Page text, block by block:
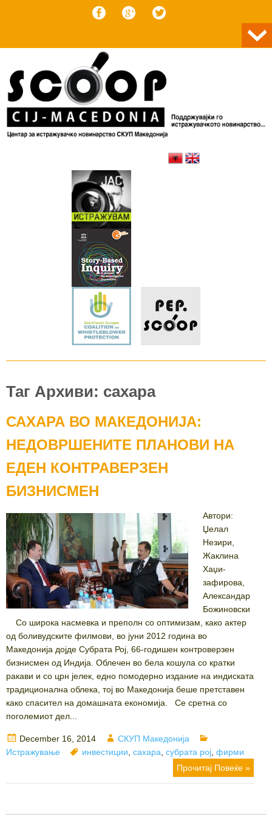
Таг Архиви: сахара
САХАРА ВО МАКЕДОНИЈА:
НЕДОВРШЕНИТЕ ПЛАНОВИ НА
ЕДЕН КОНТРАВЕРЗЕН
БИЗНИСМЕН
Автори:
Џелал
Незири,
Жаклина
Хаџи-
зафирова,
Александар
Божиновски
Со широка насмевка и преполн со оптимизам, како актер
од боливудските филмови, во јуни 2012 година во
Македонија дојде Субрата Рој, 66-годишен контроверзен
бизнисмен од Индија. Облечен во бела кошула со кратки
ракави и со црн јелек, едно помодерно издание на индиската
традиционална облека, тој во Македонија беше претставен
како спасител на домашната економија. Се сретна со
поголемиот дел...
Posted
on
December 16, 2014 Author
СКУП Македонија
Истражување
Tags
инвестиции сахара субрата рој фирми
Прочитај Повеќе »